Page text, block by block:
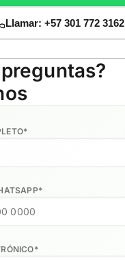
Llamar: +57 301 772 3162
*
*
*